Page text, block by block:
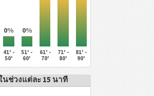
0% 0%
41' -
50'
51' -
60'
61' -
70'
71' -
80'
81' -
90'
ช่วงแต่ละ 15 นาที